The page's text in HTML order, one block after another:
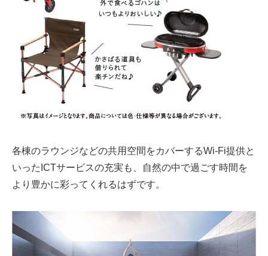
各棟のラウンジなどの共用空間をカバーするWi-Fi提供と
いったICTサービスの充実も、自然の中で過ごす時間を
より豊かに彩ってくれるはずです。